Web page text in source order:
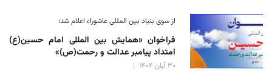
از سوی بنیاد بین المللی عاشوراء اعلام شد؛
فراخوان «همایش بین المللی امام حسین(ع)
امتداد پیامبر عدالت و رحمت(ص)»
۳۰ آبان ۱۴۰۴